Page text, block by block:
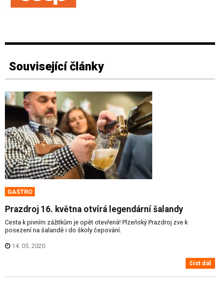
Související články
GASTRO
Prazdroj 16. května otvírá legendární šalandy
Cesta k pivním zážitkům je opět otevřená! Plzeňský Prazdroj zve k
posezení na šalandě i do školy čepování.
14. 05. 2020
číst dál